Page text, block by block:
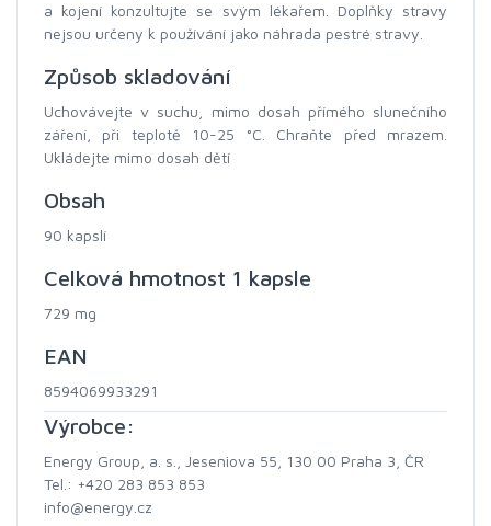
a kojení konzultujte se svým lékařem. Doplňky stravy
nejsou určeny k používání jako náhrada pestré stravy.
Způsob skladování
Uchovávejte v suchu, mimo dosah přímého slunečního
záření, při teplotě 10-25 °C. Chraňte před mrazem.
Ukládejte mimo dosah dětí
Obsah
90 kapslí
Celková hmotnost 1 kapsle
729 mg
EAN
8594069933291
Výrobce:
Energy Group, a. s., Jeseniova 55, 130 00 Praha 3, ČR
Tel.: +420 283 853 853
info@energy.cz